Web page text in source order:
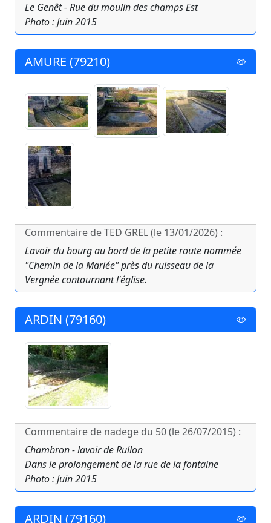
Le Genêt - Rue du moulin des champs Est
Photo : Juin 2015
AMURE (79210)
Commentaire de TED GREL (le 13/01/2026) :
Lavoir du bourg au bord de la petite route nommée
"Chemin de la Mariée" près du ruisseau de la
Vergnée contournant l'église.
ARDIN (79160)
Commentaire de nadege du 50 (le 26/07/2015) :
Chambron - lavoir de Rullon
Dans le prolongement de la rue de la fontaine
Photo : Juin 2015
ARDIN (79160)